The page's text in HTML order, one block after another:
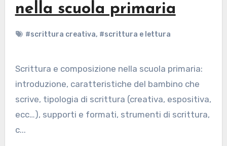
nella scuola primaria
#scrittura creativa, #scrittura e lettura
Scrittura e composizione nella scuola primaria:
introduzione, caratteristiche del bambino che
scrive, tipologia di scrittura (creativa, espositiva,
ecc…), supporti e formati, strumenti di scrittura,
c...